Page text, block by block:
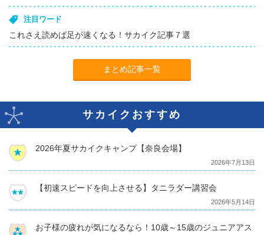
注目ワード
これさえ読めば足が速くなる！サカイク記事７選
まとめ記事一覧
サカイクおすすめ
2026年夏サカイクキャンプ【奈良会場】
2026年7月13日
【初速スピードを向上させる】タニラダー講習会
2026年5月14日
お子様の疲れが気になるなら！10歳～15歳のジュニアアス